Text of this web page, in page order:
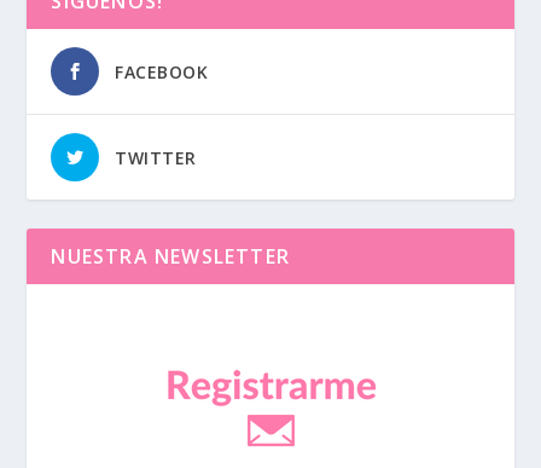
FACEBOOK
TWITTER
NUESTRA NEWSLETTER